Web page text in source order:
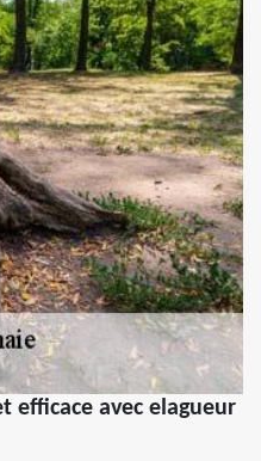
efficace avec elagueur